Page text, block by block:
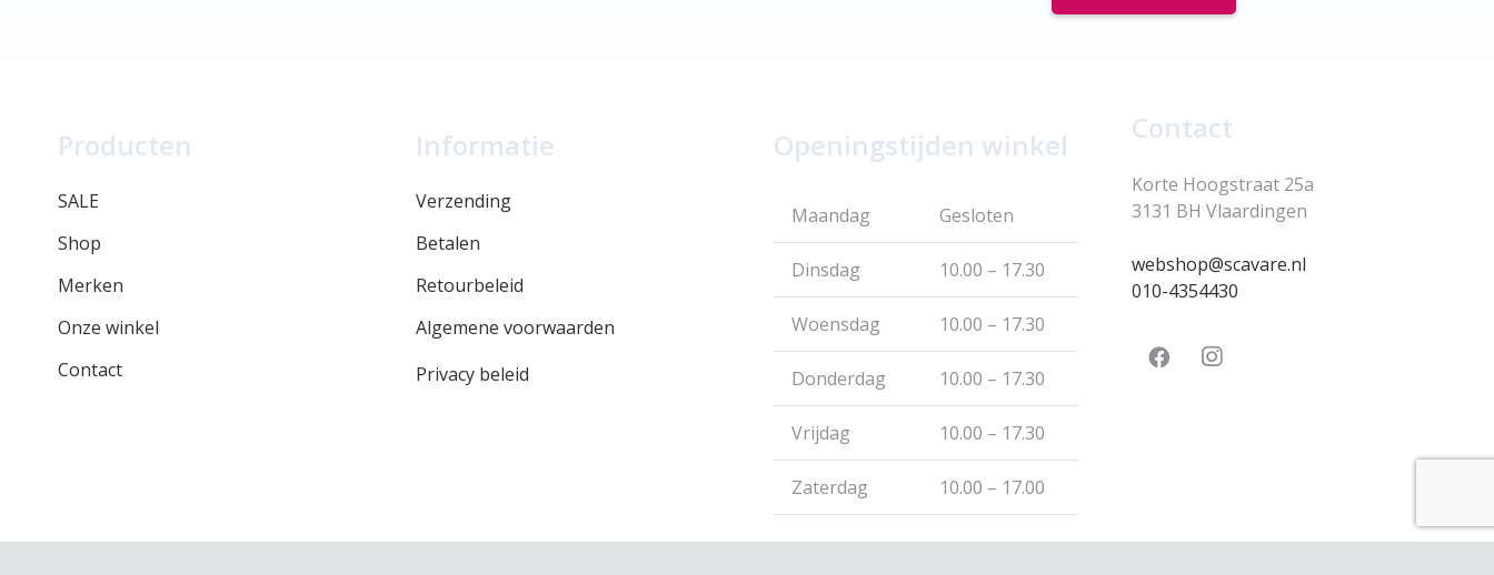
Producten
SALE
Shop
Merken
Onze winkel
Contact
Informatie
Verzending
Betalen
Retourbeleid
Algemene voorwaarden
Privacy beleid
Openingstijden winkel
Maandag Gesloten
Dinsdag 10.00 – 17.30
Woensdag 10.00 – 17.30
Donderdag 10.00 – 17.30
Vrijdag 10.00 – 17.30
Zaterdag 10.00 – 17.00
Contact
Korte Hoogstraat 25a
3131 BH Vlaardingen
webshop@scavare.nl
010-4354430